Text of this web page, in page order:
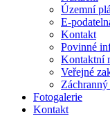
Územní
E-
Kontakt
Povinné
Kontaktní
Veřejné
Fotogalerie
Kontakt